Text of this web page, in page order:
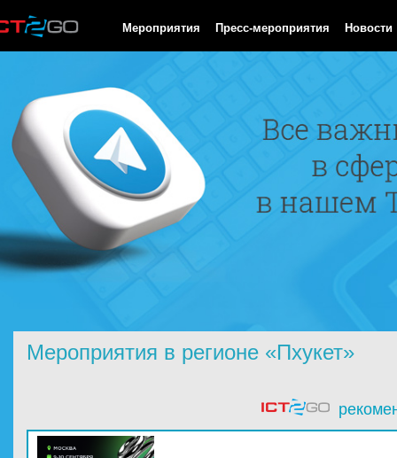
Мероприятия Пресс-мероприятия Новости
Мероприятия в регионе «Пхукет»